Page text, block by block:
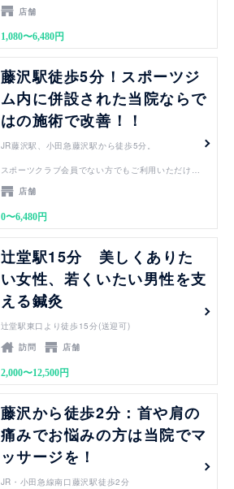
店舗
1,080〜6,480円
藤沢駅徒歩5分！スポーツジ
ム内に併設された当院ならで
はの施術で改善！！
JR藤沢駅、小田急藤沢駅から徒歩5分。
スポーツクラブ会員でない方でもご利用いただけま
店舗
0〜6,480円
辻堂駅15分 美しくありた
い女性、若くいたい男性を支
える鍼灸
辻堂駅東口より徒歩15分(送迎可)
訪問
店舗
2,000〜12,500円
藤沢から徒歩2分：首や肩の
痛みでお悩みの方は当院でマ
ッサージを！
JR・小田急線南口藤沢駅徒歩2分